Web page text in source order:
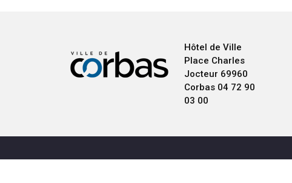
Hôtel de Ville
Place Charles
Jocteur 69960
Corbas 04 72 90
03 00